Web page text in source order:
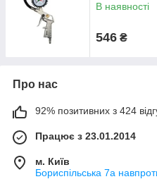
В наявності
546 ₴
Про нас
92% позитивних з 424
Працює з 23.01.2014
м. Київ
Бориспільська 7а